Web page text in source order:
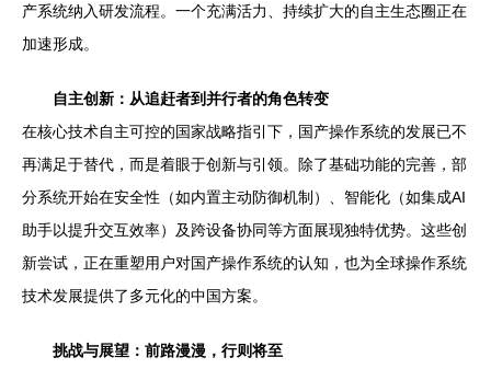
产系统纳入研发流程。一个充满活力、持续扩大的自主生态圈正在
加速形成。
自主创新：从追赶者到并行者的角色转变
在核心技术自主可控的国家战略指引下，国产操作系统的发展已不
再满足于替代，而是着眼于创新与引领。除了基础功能的完善，部
分系统开始在安全性（如内置主动防御机制）、智能化（如集成AI
助手以提升交互效率）及跨设备协同等方面展现独特优势。这些创
新尝试，正在重塑用户对国产操作系统的认知，也为全球操作系统
技术发展提供了多元化的中国方案。
挑战与展望：前路漫漫，行则将至